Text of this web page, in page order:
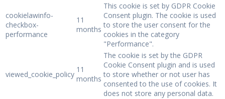
cookielawinfo-
checkbox-
performance
11
months
This cookie is set by GDPR Cookie
Consent plugin. The cookie is used
to store the user consent for the
cookies in the category
"Performance".
viewed_cookie_policy
11
months
The cookie is set by the GDPR
Cookie Consent plugin and is used
to store whether or not user has
consented to the use of cookies. It
does not store any personal data.